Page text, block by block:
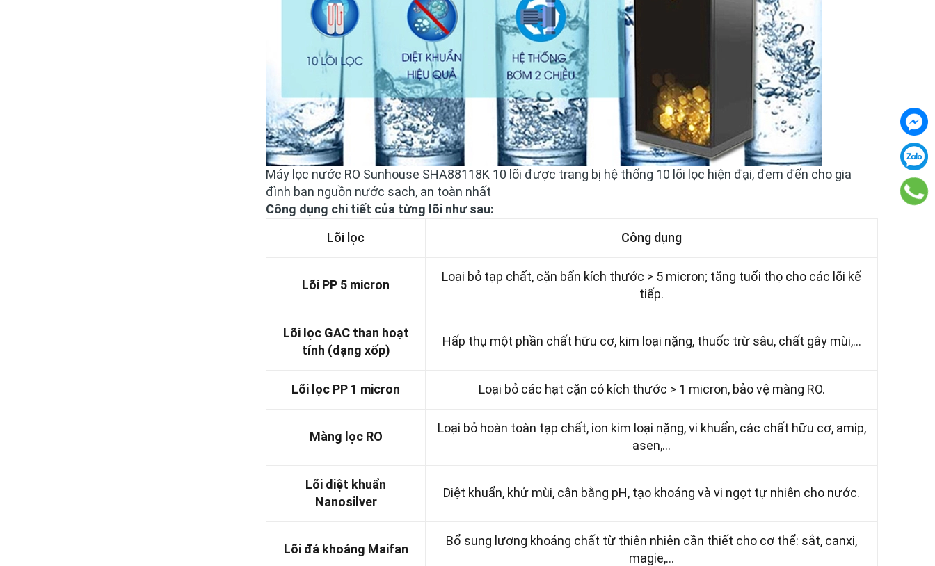
Máy lọc nước RO Sunhouse SHA88118K 10 lõi được trang bị hệ thống 10 lõi lọc hiện đại, đem đến cho gia
đình bạn nguồn nước sạch, an toàn nhất
Công dụng chi tiết của từng lõi như sau:
Lõi lọc
Công dụng
Lõi PP 5 micron
Loại bỏ tạp chất, cặn bẩn kích thước > 5 micron; tăng tuổi thọ cho các lõi kế
tiếp.
Lõi lọc GAC than hoạt
tính (dạng xốp)
Hấp thụ một phần chất hữu cơ, kim loại nặng, thuốc trừ sâu, chất gây mùi,…
Lõi lọc PP 1 micron Loại bỏ các hạt cặn có kích thước > 1 micron, bảo vệ màng RO.
Màng lọc RO
Loại bỏ hoàn toàn tạp chất, ion kim loại nặng, vi khuẩn, các chất hữu cơ, amip,
asen,...
Lõi diệt khuẩn
Nanosilver
Diệt khuẩn, khử mùi, cân bằng pH, tạo khoáng và vị ngọt tự nhiên cho nước.
Lõi đá khoáng Maifan
Bổ sung lượng khoáng chất từ thiên nhiên cần thiết cho cơ thể: sắt, canxi,
magie,...